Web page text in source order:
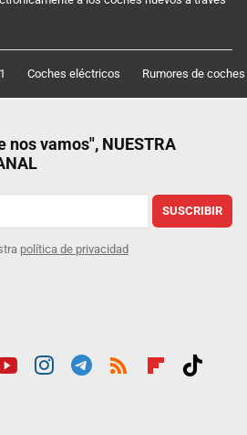
Coches eléctricos Rumores de coches
nos vamos", NUESTRA
SUSCRIBIR
política de privacidad